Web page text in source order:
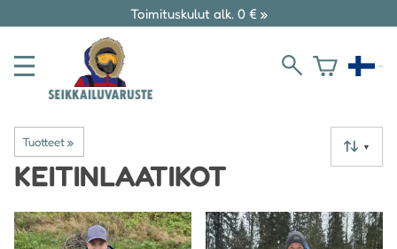
Toimituskulut alk. 0 € »
Tuotteet‪» ▼
KEITINLAATIKOT